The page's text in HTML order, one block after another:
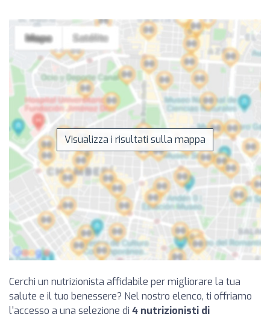
Visualizza i risultati sulla mappa
Cerchi un nutrizionista affidabile per migliorare la tua
salute e il tuo benessere? Nel nostro elenco, ti offriamo
l'accesso a una selezione di 4 nutrizionisti di